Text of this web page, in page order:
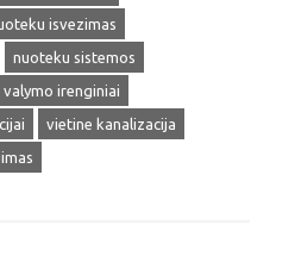
isvezimas
nuoteku sistemos
irenginiai
vietine kanalizacija